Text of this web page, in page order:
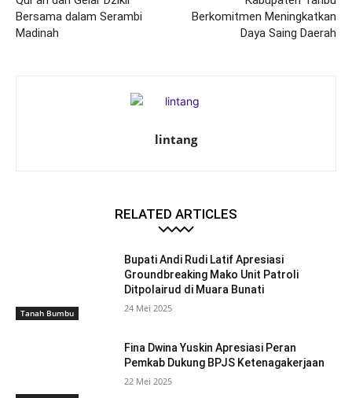
Bersama dalam Serambi
Madinah
Berkomitmen Meningkatkan
Daya Saing Daerah
lintang
RELATED ARTICLES
Tanah Bumbu
Bupati Andi Rudi Latif Apresiasi
Groundbreaking Mako Unit Patroli
Ditpolairud di Muara Bunati
24 Mei 2025
Fina Dwina Yuskin Apresiasi Peran
Pemkab Dukung BPJS Ketenagakerjaan
22 Mei 2025